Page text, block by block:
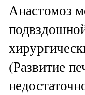
Анастомоз
(Развитие